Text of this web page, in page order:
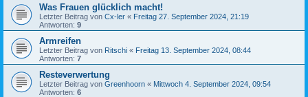
Was Frauen glücklich macht!
Letzter Beitrag von Cx-ler « Freitag 27. September 2024, 21:19
Antworten: 9
Armreifen
Letzter Beitrag von Ritschi « Freitag 13. September 2024, 08:44
Antworten: 7
Resteverwertung
Letzter Beitrag von Greenhoorn « Mittwoch 4. September 2024, 09:54
Antworten: 6